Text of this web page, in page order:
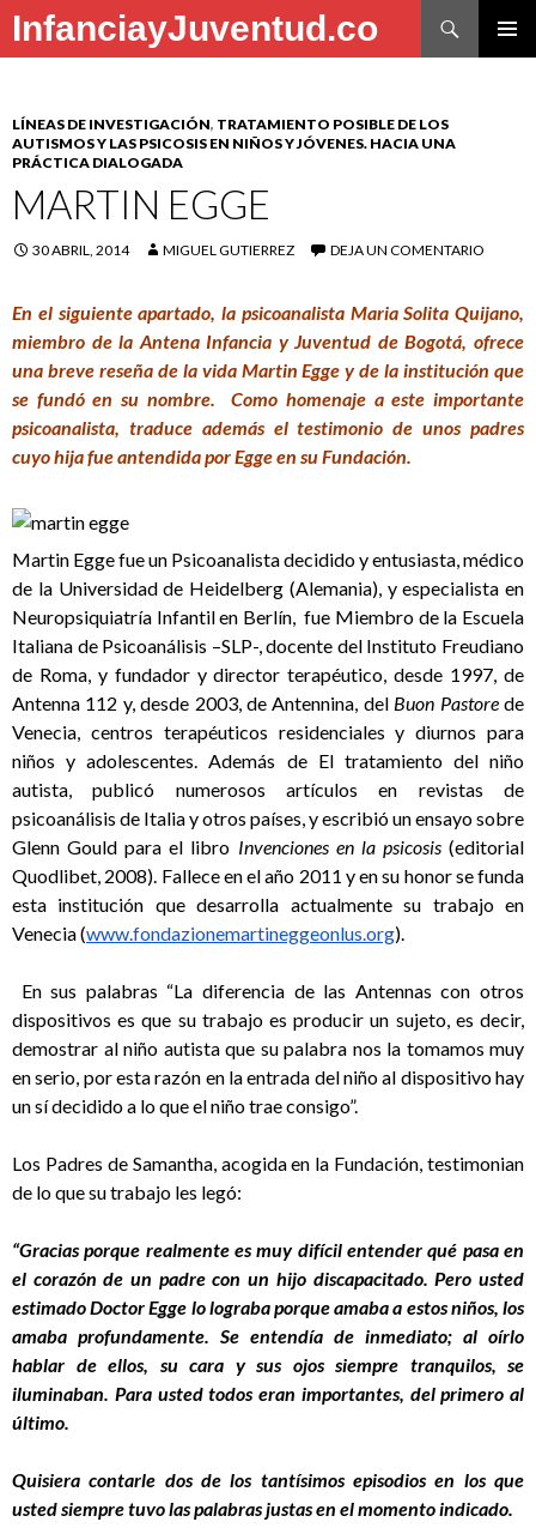
InfanciayJuventud.co
Buscar
LÍNEAS DE INVESTIGACIÓN, TRATAMIENTO POSIBLE DE LOS
AUTISMOS Y LAS PSICOSIS EN NIÑOS Y JÓVENES. HACIA UNA
PRÁCTICA DIALOGADA
MARTIN EGGE
30 ABRIL, 2014 MIGUEL GUTIERREZ DEJA UN COMENTARIO
En el siguiente apartado, la psicoanalista Maria Solita Quijano,
miembro de la Antena Infancia y Juventud de Bogotá, ofrece
una breve reseña de la vida Martin Egge y de la institución que
se fundó en su nombre. Como homenaje a este importante
psicoanalista, traduce además el testimonio de unos padres
cuyo hija fue antendida por Egge en su Fundación.
Martin Egge fue un Psicoanalista decidido y entusiasta, médico
de la Universidad de Heidelberg (Alemania), y especialista en
Neuropsiquiatría Infantil en Berlín, fue Miembro de la Escuela
Italiana de Psicoanálisis –SLP-, docente del Instituto Freudiano
de Roma, y fundador y director terapéutico, desde 1997, de
Antenna 112 y, desde 2003, de Antennina, del Buon Pastore de
Venecia, centros terapéuticos residenciales y diurnos para
niños y adolescentes. Además de El tratamiento del niño
autista, publicó numerosos artículos en revistas de
psicoanálisis de Italia y otros países, y escribió un ensayo sobre
Glenn Gould para el libro Invenciones en la psicosis(editorial
Quodlibet, 2008). Fallece en el año 2011 y en su honor se funda
esta institución que desarrolla actualmente su trabajo en
Venecia (www.fondazionemartineggeonlus.org).
En sus palabras “La diferencia de las Antennas con otros
dispositivos es que su trabajo es producir un sujeto, es decir,
demostrar al niño autista que su palabra nos la tomamos muy
en serio, por esta razón en la entrada del niño al dispositivo hay
un sí decidido a lo que el niño trae consigo”.
Los Padres de Samantha, acogida en la Fundación, testimonian
de lo que su trabajo les legó:
“Gracias porque realmente es muy difícil entender qué pasa en
el corazón de un padre con un hijo discapacitado. Pero usted
estimado Doctor Egge lo lograba porque amaba a estos niños, los
amaba profundamente. Se entendía de inmediato; al oírlo
hablar de ellos, su cara y sus ojos siempre tranquilos, se
iluminaban. Para usted todos eran importantes, del primero al
último.
Quisiera contarle dos de los tantísimos episodios en los que
usted siempre tuvo las palabras justas en el momento indicado.